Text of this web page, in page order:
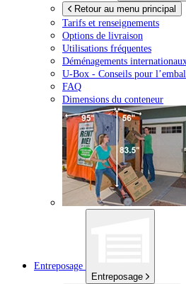
Retour au menu principal
Tarifs et renseignements
Options de livraison
Utilisations fréquentes
Déménagements
U-Box - Conseils pour
FAQ
Dimensions du conteneur
Entreposage
Entreposage